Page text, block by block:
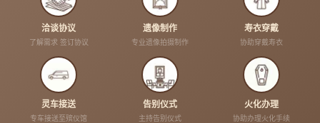
洽谈协议
了解需求 签订协议
遗像制作
专业遗像拍摄制作
寿衣穿戴
协助穿戴寿衣
灵车接送
专车接送至殡仪馆
告别仪式
主持告别仪式
火化办理
协助办理火化手续